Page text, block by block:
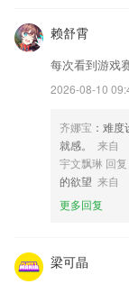
新增 SRT 协议支持
个人中心新增隐私管
改名备忘录记事
优化UI界面布局；
联系我们
以上就是即时彩票
应用商店进行打分评
行优化修改。
赖舒霄
每次看到游戏
2026-08-10
齐娜宝 ：难
就感。
来自
宇文飘琳 回
的欲望 来自
更多回复
梁可晶